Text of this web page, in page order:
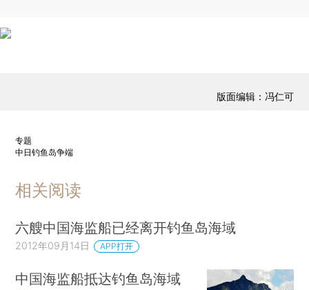
版面编辑：冯仁可
专题
中日钓鱼岛争端
相关阅读
六艘中国海监船已经离开钓鱼岛海域
2012年09月14日 APP打开
中国海监船抵达钓鱼岛海域